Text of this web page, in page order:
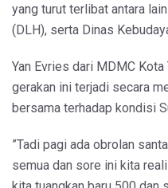
yang turut terlibat antara
(DLH), serta Dinas
Yan Evries dari MDMC
gerakan ini terjadi secara
bersama terhadap kondisi
”Tadi pagi ada obrolan
semua dan sore ini kita